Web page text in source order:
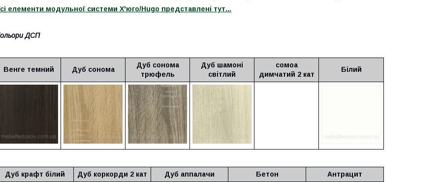
елементи модульної системи Х'юго/Hugo представлені тут...
ДСП
Венге темний Дуб сонома
Дуб сонома
трюфель
Дуб шамоні
світлий
сомоа
димчатий 2 кат
Білий
Дуб крафт білий Дуб коркорди 2 кат Дуб аппалачи Бетон Антрацит